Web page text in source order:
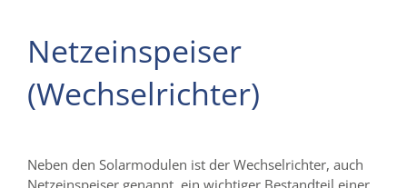
Netzeinspeiser
(Wechselrichter)
Neben den Solarmodulen ist der Wechselrichter, auch